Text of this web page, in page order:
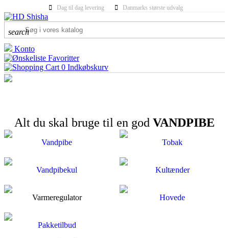
Dag til dag levering Danmarks største udvalg
search
Konto
Favoritter
0 Indkøbskurv
Alt du skal bruge til en god VANDPIBE
Vandpibe Tobak
Vandpibekul Kultænder
Varmeregulator Hovede
Pakketilbud